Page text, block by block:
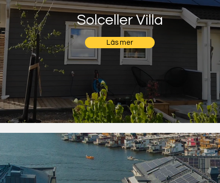
Solceller Villa
Läs mer